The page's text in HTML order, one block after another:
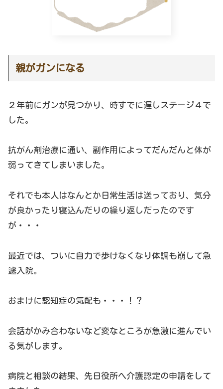
親がガンになる
２年前にガンが見つかり、時すでに遅しステージ４で
した。
抗がん剤治療に通い、副作用によってだんだんと体が
弱ってきてしまいました。
それでも本人はなんとか日常生活は送っており、気分
が良かったり寝込んだりの繰り返しだったのです
が・・・
最近では、ついに自力で歩けなくなり体調も崩して急
遽入院。
おまけに認知症の気配も・・・！？
会話がかみ合わないなど変なところが急激に進んでい
る気がします。
病院と相談の結果、先日役所へ介護認定の申請をして